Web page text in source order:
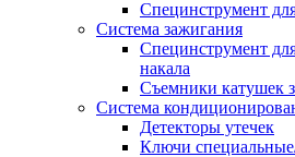
Специнструмент
Система зажигания
Специнструмент
накала
Съемники катушек
Система
Детекторы утечек
Ключи